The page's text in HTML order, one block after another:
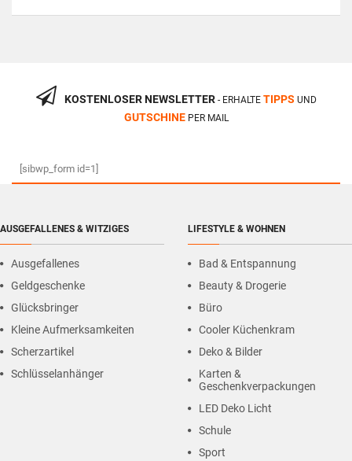
KOSTENLOSER NEWSLETTER- ERHALTE TIPPS UND
GUTSCHINEPER MAIL
[sibwp_form id=1]
AUSGEFALLENES & WITZIGES
Ausgefallenes
Geldgeschenke
Glücksbringer
Kleine Aufmerksamkeiten
Scherzartikel
Schlüsselanhänger
LIFESTYLE & WOHNEN
Bad & Entspannung
Beauty & Drogerie
Büro
Cooler Küchenkram
Deko & Bilder
Karten &
Geschenkverpackungen
LED Deko Licht
Schule
Sport